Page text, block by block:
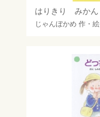
はりきり みかん
じゃんぼかめ 作・絵